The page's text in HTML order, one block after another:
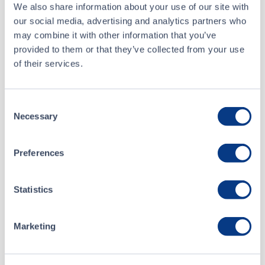
We also share information about your use of our site with
our social media, advertising and analytics partners who
may combine it with other information that you’ve
provided to them or that they’ve collected from your use
of their services.
Selection
Necessary
Preferences
Statistics
Marketing
Acheteur CIBC World Markets Inc.
Vendeur TD Securities Inc.
6 avr. • 15:09:41
6 avr. • 14:30:36
2 avr. • 11:27:48
2 avr. • 09:30:00
SOL Global Investments Corp.
15 août 2018
solglobal.com